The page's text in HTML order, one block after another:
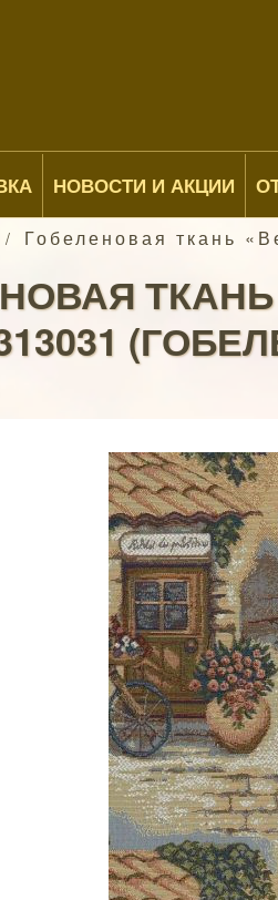
НОВОСТИ И АКЦИИ
/ Гобеленовая ткань